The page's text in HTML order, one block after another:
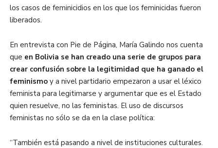
los casos de feminicidios en los que los feminicidas fueron
liberados.
En entrevista con Pie de Página, María Galindo nos cuenta
que en Bolivia se han creado una serie de grupos para
crear confusión sobre la legitimidad que ha ganado el
feminismo y a nivel partidario empezaron a usar el léxico
feminista para legitimarse y argumentar que es el Estado
quien resuelve, no las feministas. El uso de discursos
feministas no sólo se da en la clase política:
“También está pasando a nivel de instituciones culturales.